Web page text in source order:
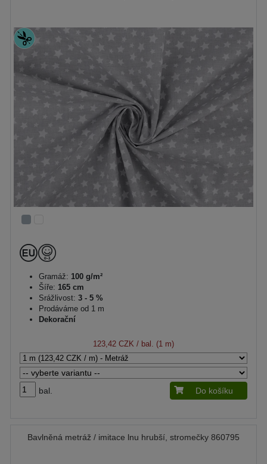
Gramáž: 100 g/m²
Šíře: 165 cm
Srážlivost: 3 - 5 %
Prodáváme od 1 m
Dekorační
123,42 CZK / bal. (1 m)
bal. Do košíku
Bavlněná metráž / imitace lnu hrubší, stromečky 860795